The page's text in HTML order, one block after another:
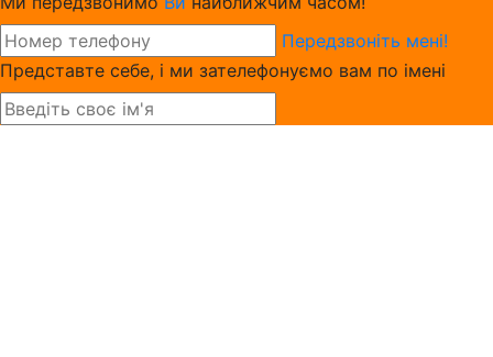
Передзвоніть мені!
Представте себе, і ми зателефонуємо вам по імені